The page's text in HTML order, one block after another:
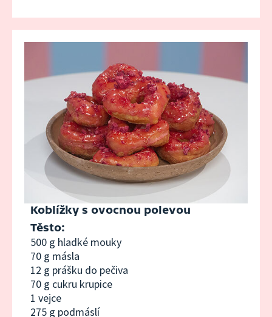
Koblížky s ovocnou polevou
Těsto:
500 g hladké mouky
70 g másla
12 g prášku do pečiva
70 g cukru krupice
1 vejce
275 g podmáslí